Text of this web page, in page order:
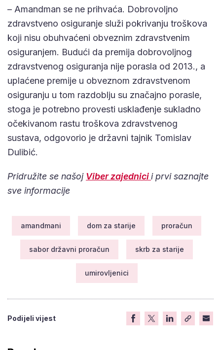
– Amandman se ne prihvaća. Dobrovoljno
zdravstveno osiguranje služi pokrivanju troškova
koji nisu obuhvaćeni obveznim zdravstvenim
osiguranjem. Budući da premija dobrovoljnog
zdravstvenog osiguranja nije porasla od 2013., a
uplaćene premije u obveznom zdravstvenom
osiguranju u tom razdoblju su značajno porasle,
stoga je potrebno provesti usklađenje sukladno
očekivanom rastu troškova zdravstvenog
sustava, odgovorio je državni tajnik Tomislav
Dulibić.
Pridružite se našoj Viber zajednicii prvi saznajte
sve informacije
amandmani dom za starije proračun
sabor državni proračun skrb za starije
umirovljenici
Podijeli vijest